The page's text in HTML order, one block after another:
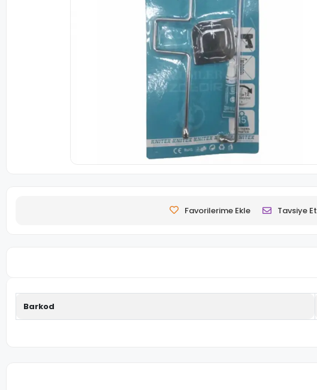
Favorilerime Ekle Tavsiye Et
Barkod